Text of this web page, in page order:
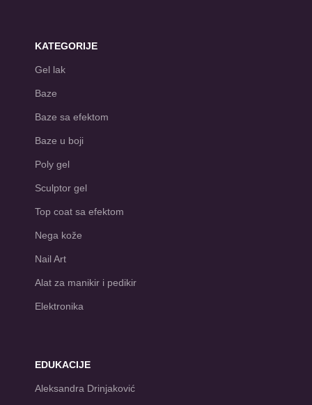
KATEGORIJE
Gel lak
Baze
Baze sa efektom
Baze u boji
Poly gel
Sculptor gel
Top coat sa efektom
Nega kože
Nail Art
Alat za manikir i pedikir
Elektronika
EDUKACIJE
Aleksandra Drinjaković